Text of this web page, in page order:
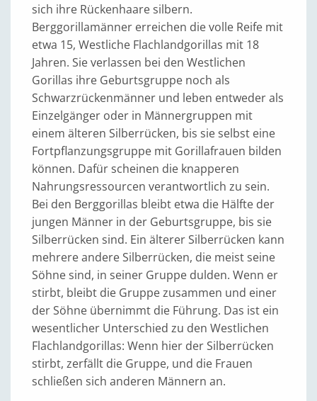
sich ihre Rückenhaare silbern.
Berggorillamänner erreichen die volle Reife mit
etwa 15, Westliche Flachlandgorillas mit 18
Jahren. Sie verlassen bei den Westlichen
Gorillas ihre Geburtsgruppe noch als
Schwarzrückenmänner und leben entweder als
Einzelgänger oder in Männergruppen mit
einem älteren Silberrücken, bis sie selbst eine
Fortpflanzungsgruppe mit Gorillafrauen bilden
können. Dafür scheinen die knapperen
Nahrungsressourcen verantwortlich zu sein.
Bei den Berggorillas bleibt etwa die Hälfte der
jungen Männer in der Geburtsgruppe, bis sie
Silberrücken sind. Ein älterer Silberrücken kann
mehrere andere Silberrücken, die meist seine
Söhne sind, in seiner Gruppe dulden. Wenn er
stirbt, bleibt die Gruppe zusammen und einer
der Söhne übernimmt die Führung. Das ist ein
wesentlicher Unterschied zu den Westlichen
Flachlandgorillas: Wenn hier der Silberrücken
stirbt, zerfällt die Gruppe, und die Frauen
schließen sich anderen Männern an.